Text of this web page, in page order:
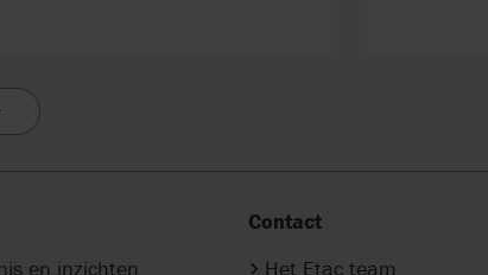
en inzichten
Contact
Het Etac team